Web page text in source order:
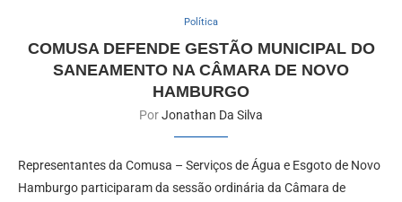
Política
COMUSA DEFENDE GESTÃO MUNICIPAL DO
SANEAMENTO NA CÂMARA DE NOVO
HAMBURGO
PorJonathan Da Silva
Representantes da Comusa – Serviços de Água e Esgoto de Novo
Hamburgo participaram da sessão ordinária da Câmara de